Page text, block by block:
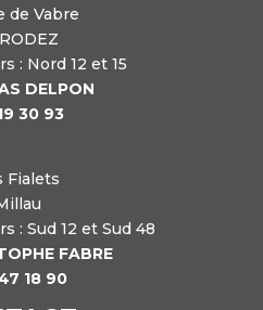
de Vabre
: Nord 12 et 15
DELPON
30 93
Fialets
: Sud 12 et Sud 48
FABRE
18 90